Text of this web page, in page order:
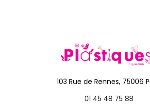
103 Rue de Rennes, 75006
01 45 48 75 88